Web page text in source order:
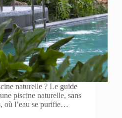
naturelle ? Le guide
piscine naturelle, sans
où l’eau se purifie…